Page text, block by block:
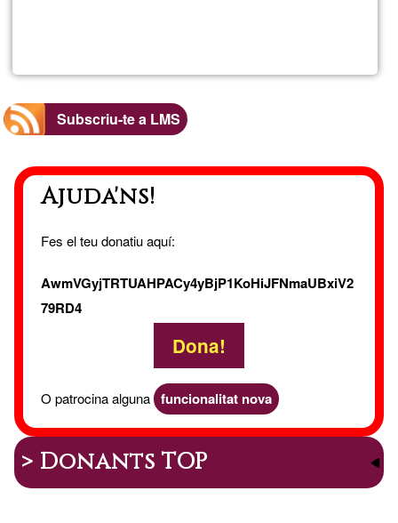
Subscriu-te a LMS
Ajuda'ns!
Fes el teu donatiu aquí:
AwmVGyjTRTUAHPACy4yBjP1KoHiJFNmaUBxiV2
79RD4
Dona!
O patrocina alguna funcionalitat nova
> Donants TOP